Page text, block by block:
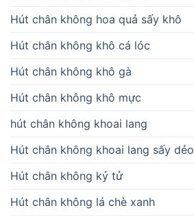
Hút chân không hoa quả sấy khô
Hút chân không khô cá lóc
Hút chân không khô gà
Hút chân không khô mực
hút chân không khoai lang
Hút chân không khoai lang sấy dẻo
Hút chân không kỷ tử
Hút chân không lá chè xanh